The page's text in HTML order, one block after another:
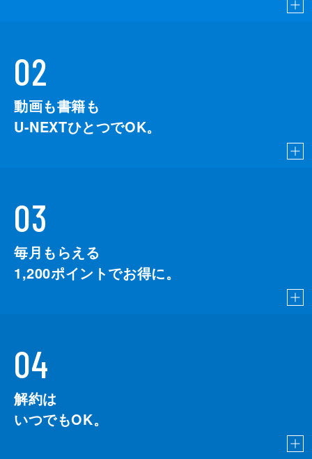
02
動画も書籍も
U-NEXTひとつでOK。
03
毎月もらえる
1,200ポイントでお得に。
04
解約は
いつでもOK。